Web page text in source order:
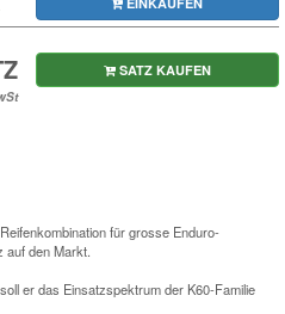
SATZ KAUFEN
für grosse Enduro-
auf den Markt.
er das Einsatzspektrum der K60-Familie